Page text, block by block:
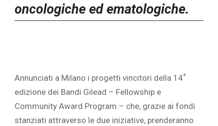
oncologiche ed ematologiche.
Annunciati a Milano i progetti vincitori della 14ª
edizione dei Bandi Gilead – Fellowship e
Community Award Program – che, grazie ai fondi
stanziati attraverso le due iniziative, prenderanno